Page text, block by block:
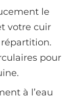
le
votre cuir
pour
à l’eau